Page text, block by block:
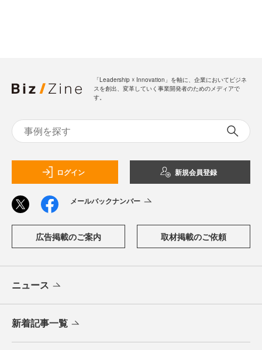
「Leadership ☓ Innovation」を軸に、企業においてビジネ
スを創出、変革していく事業開発者のためのメディアで
す。
ログイン 新規会員登録
メールバックナンバー
広告掲載のご案内 取材掲載のご依頼
ニュース
新着記事一覧